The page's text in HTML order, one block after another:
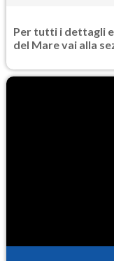
Per tutti i dettagli
del Mare vai alla